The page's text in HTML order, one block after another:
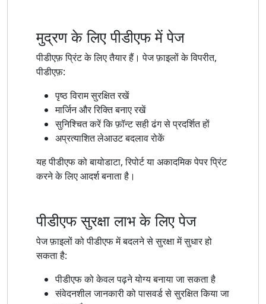
मुद्रण के लिए पीडीएफ में पेज
पीडीएफ़ प्रिंट के लिए तैयार हैं। पेज फ़ाइलों के विपरीत,
पीडीएफ़:
पृष्ठ विराम सुरक्षित रखें
मार्जिन और रिक्ति बनाए रखें
सुनिश्चित करें कि फ़ॉन्ट सही ढंग से प्रदर्शित हों
अप्रत्याशित लेआउट बदलाव रोकें
यह पीडीएफ को बायोडाटा, रिपोर्ट या अकादमिक पेपर प्रिंट
करने के लिए आदर्श बनाता है।
पीडीएफ सुरक्षा लाभ के लिए पेज
पेज फ़ाइलों को पीडीएफ में बदलने से सुरक्षा में सुधार हो
सकता है:
पीडीएफ को केवल पढ़ने योग्य बनाया जा सकता है
संवेदनशील जानकारी को पासवर्ड से सुरक्षित किया जा